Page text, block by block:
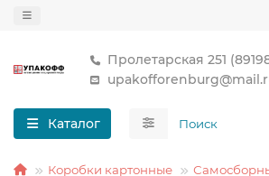
Пролетарская 251
Каталог
Коробки картонные